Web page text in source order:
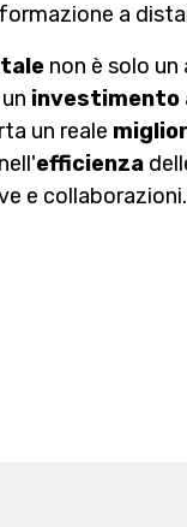
a
non è solo
investimento
un reale
efficienza
e collaborazioni.